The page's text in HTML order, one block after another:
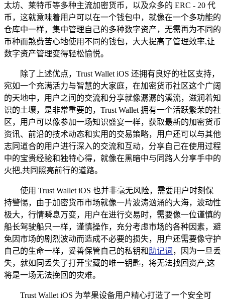
太坊、莱特币等多种主流加密货币，以及众多的 ERC - 20 代
币，这就意味着用户可以在一个钱包中，就像在一个多功能的
仓库中一样，集中管理自己的多种数字资产，无需再为不同的
币种而煞费苦心地使用不同的钱包，大大提高了管理效率,让
数字资产管理变得轻松愉悦。
除了上述优点，Trust Wallet iOS 还拥有良好的社区支持，
宛如一个充满活力与智慧的大家庭，在加密货币社区这个广阔
的天地中，用户之间的交流和分享就像潺潺的溪流，滋润着知
识的土壤，是非常重要的，Trust Wallet 拥有一个活跃繁荣的社
区，用户可以像参加一场知识盛宴一样，获取最新的加密货币
资讯、前沿的技术动态和实用的交易策略，用户还可以与其他
志同道合的用户进行深入的交流和互动，分享自己在使用过程
中的宝贵经验和独特心得，就像在黑暗中与同路人分享手中的
火把,共同照亮前行的道路。
使用 Trust Wallet iOS 也并非毫无风险，需要用户时刻保
持警惕，由于加密货币市场就像一片波涛汹涌的大海，波动性
极大，行情瞬息万变，用户在进行交易时，需要像一位谨慎的
船长驾驶船只一样，谨慎操作，充分考虑市场的各种因素，避
免因市场的剧烈波动而造成不必要的损失，用户还需要像守护
自己的生命一样，妥善保管自己的私钥和助记词 ，因为一旦丢
失，就如同丢失了打开宝藏的唯一钥匙，将无法找回资产,这
将是一场无法挽回的灾难。
Trust Wallet iOS 为苹果设备用户精心打造了一个安全可